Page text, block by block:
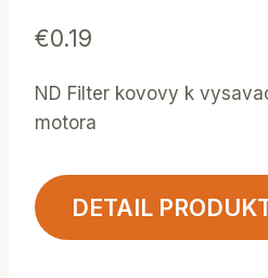
€0.19
ND Filter kovovy k
motora
DETAIL